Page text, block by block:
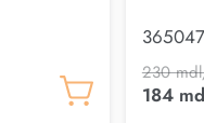
230
184